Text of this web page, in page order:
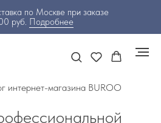
по Москве при заказе
руб. Подробнее
интернет-магазина BUROO